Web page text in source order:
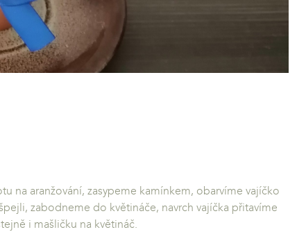
na aranžování, zasypeme kamínkem, obarvíme vajíčko
zabodneme do květináče, navrch vajíčka přitavíme
i mašličku na květináč.